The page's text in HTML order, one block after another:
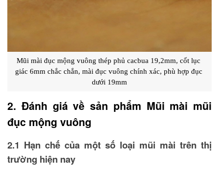
Mũi mài đục mộng vuông thép phủ cacbua 19,2mm, cốt lục
giác 6mm chắc chắn, mài đục vuông chính xác, phù hợp đục
dưới 19mm
2. Đánh giá về sản phẩm Mũi mài mũi
đục mộng vuông
2.1 Hạn chế của một số loại mũi mài trên thị
trường hiện nay